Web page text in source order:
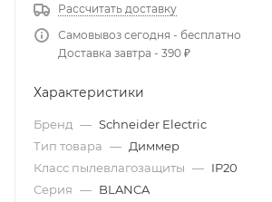
Рассчитать доставку
Самовывоз сегодня - бесплатно
Доставка завтра - 390 ₽
Характеристики
Бренд — Schneider Electric
Тип товара — Диммер
Класс пылевлагозащиты — IP20
Серия — BLANCA